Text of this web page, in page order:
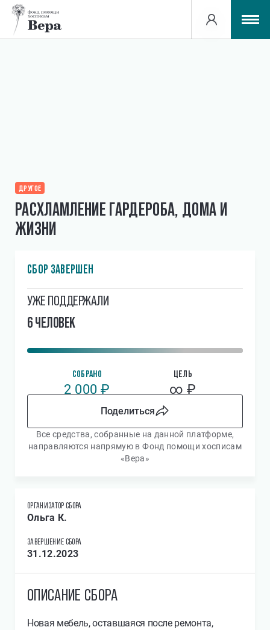
ДРУГОЕ
РАСХЛАМЛЕНИЕ ГАРДЕРОБА, ДОМА И
ЖИЗНИ
СБОР ЗАВЕРШЕН
УЖЕ ПОДДЕРЖАЛИ
6 ЧЕЛОВЕК
СОБРАНО
2 000 ₽
ЦЕЛЬ
∞ ₽
Поделиться
Все средства, собранные на данной платформе,
направляются напрямую в Фонд помощи хосписам
«Вера»
ОРГАНИЗАТОР СБОРА
Ольга К.
ЗАВЕРШЕНИЕ СБОРА
31.12.2023
ОПИСАНИЕ СБОРА
Новая мебель, оставшаяся после ремонта,